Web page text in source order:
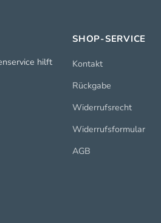
hilft
SHOP-SERVICE
Kontakt
Rückgabe
Widerrufsrecht
Widerrufsformular
AGB